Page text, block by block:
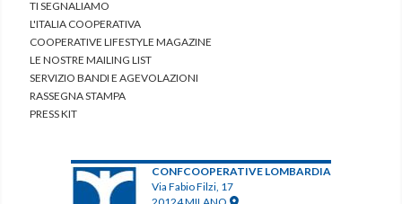
TI SEGNALIAMO
L'ITALIA COOPERATIVA
COOPERATIVE LIFESTYLE MAGAZINE
LE NOSTRE MAILING LIST
SERVIZIO BANDI E AGEVOLAZIONI
RASSEGNA STAMPA
PRESS KIT
CONFCOOPERATIVE LOMBARDIA
Via Fabio Filzi, 17